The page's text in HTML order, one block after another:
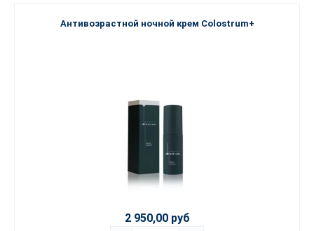
Антивозрастной ночной крем Colostrum+
2 950,00 руб